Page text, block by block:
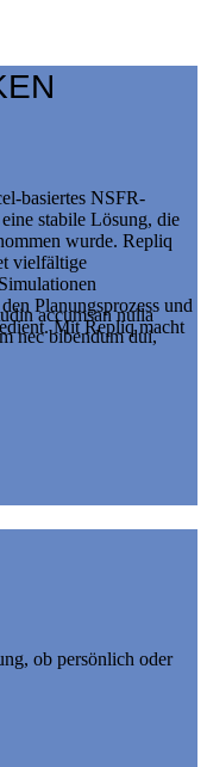
basiertes NSFR-
stabile Lösung, die
wurde. Repliq
vielfältige
Planungsprozess und
Mit Repliq macht
ob persönlich oder
accumsan nulla
nec bibendum dui,